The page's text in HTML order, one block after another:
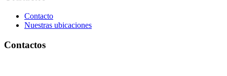
Contacto
Nuestras ubicaciones
Contactos